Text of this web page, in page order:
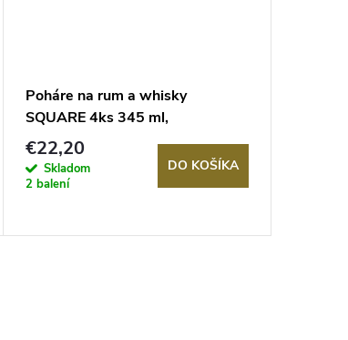
Poháre na rum a whisky
SQUARE 4ks 345 ml,
Nachtmann
€22,20
Skladom
2 balení
DO KOŠÍKA